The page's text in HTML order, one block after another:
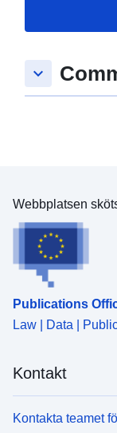
keyboard_arrow_down
Webbplatsen
Publications
Law | Data |
Kontakt
Kontakta teamet